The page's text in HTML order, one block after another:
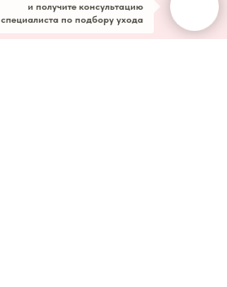
и получите консультацию
специалиста по подбору ухода